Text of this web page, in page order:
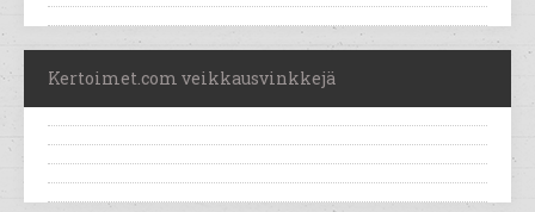
Kertoimet.com veikkausvinkkejä